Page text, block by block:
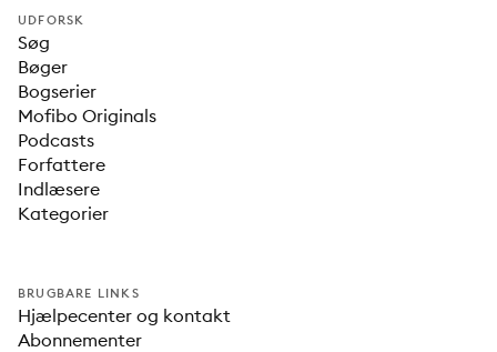
UDFORSK
Søg
Bøger
Bogserier
Mofibo Originals
Podcasts
Forfattere
Indlæsere
Kategorier
BRUGBARE LINKS
Hjælpecenter og kontakt
Abonnementer